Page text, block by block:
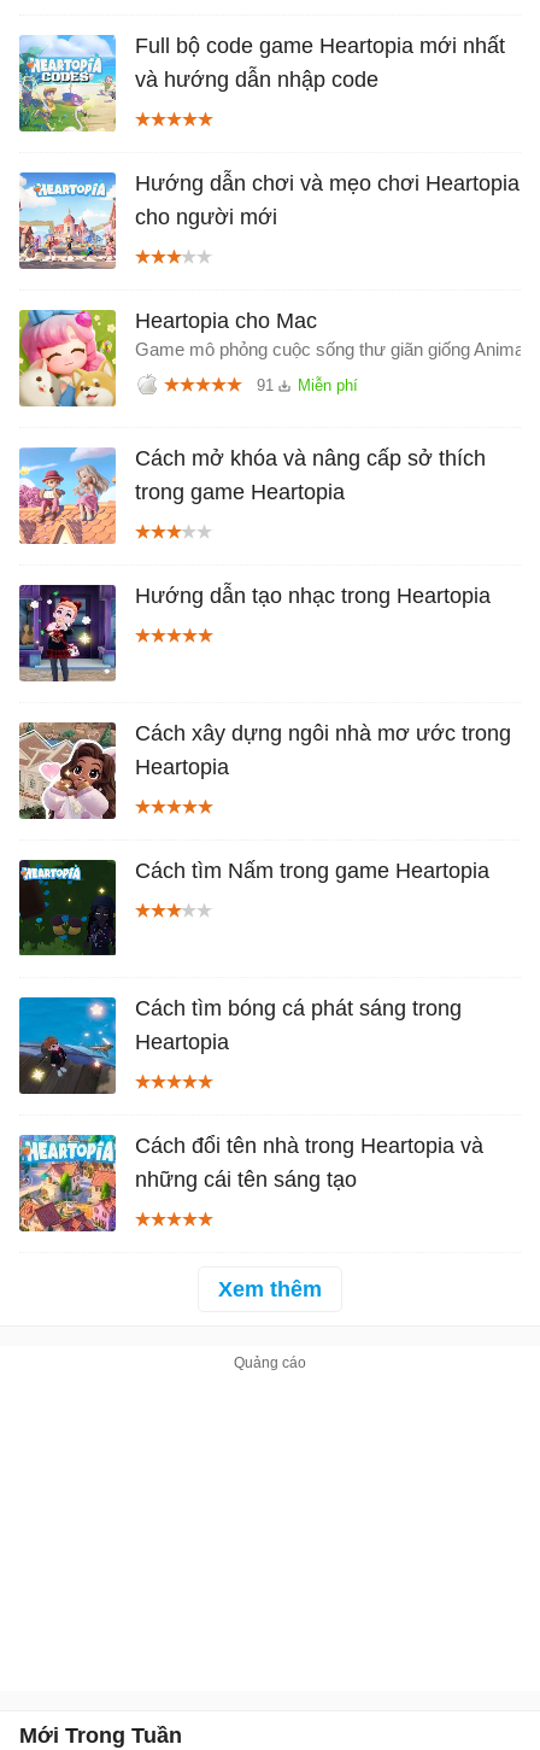
Full bộ code game Heartopia mới nhất
và hướng dẫn nhập code
Hướng dẫn chơi và mẹo chơi Heartopia
cho người mới
Heartopia cho Mac
Game mô phỏng cuộc sống thư giãn giống Animal
91
Cách mở khóa và nâng cấp sở thích
trong game Heartopia
Hướng dẫn tạo nhạc trong Heartopia
Cách xây dựng ngôi nhà mơ ước trong
Heartopia
Cách tìm Nấm trong game Heartopia
Cách tìm bóng cá phát sáng trong
Heartopia
Cách đổi tên nhà trong Heartopia và
những cái tên sáng tạo
Xem thêm
Mới Trong Tuần